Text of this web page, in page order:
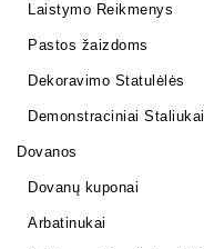
Laistymo Reikmenys
Pastos žaizdoms
Dekoravimo Statulėlės
Demonstraciniai Staliukai
Dovanos
Dovanų kuponai
Arbatinukai